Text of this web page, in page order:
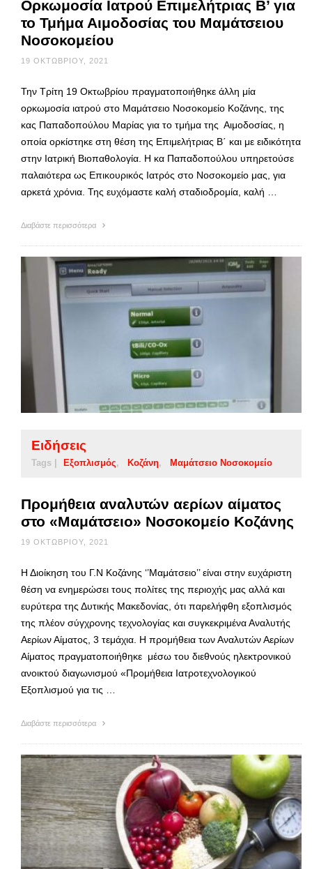
Ορκωμοσία Ιατρού Επιμελήτριας Β’ για
το Τμήμα Αιμοδοσίας του Μαμάτσειου
Νοσοκομείου
19 ΟΚΤΩΒΡΊΟΥ, 2021
Την Τρίτη 19 Οκτωβρίου πραγματοποιήθηκε άλλη μία
ορκωμοσία ιατρού στο Μαμάτσειο Νοσοκομείο Κοζάνης, της
κας Παπαδοπούλου Μαρίας για το τμήμα της Αιμοδοσίας, η
οποία ορκίστηκε στη θέση της Επιμελήτριας Β΄ και με ειδικότητα
στην Ιατρική Βιοπαθολογία. Η κα Παπαδοπούλου υπηρετούσε
παλαιότερα ως Επικουρικός Ιατρός στο Νοσοκομείο μας, για
αρκετά χρόνια. Της ευχόμαστε καλή σταδιοδρομία, καλή …
Διαβάστε περισσότερα
Ειδήσεις
Tags | Εξοπλισμός Κοζάνη Μαμάτσειο Νοσοκομείο
Προμήθεια αναλυτών αερίων αίματος
στο «Μαμάτσειο» Νοσοκομείο Κοζάνης
19 ΟΚΤΩΒΡΊΟΥ, 2021
Η Διοίκηση του Γ.Ν Κοζάνης ‘’Μαμάτσειο’’ είναι στην ευχάριστη
θέση να ενημερώσει τους πολίτες της περιοχής μας αλλά και
ευρύτερα της Δυτικής Μακεδονίας, ότι παρελήφθη εξοπλισμός
της πλέον σύγχρονης τεχνολογίας και συγκεκριμένα Αναλυτής
Αερίων Αίματος, 3 τεμάχια. Η προμήθεια των Αναλυτών Αερίων
Αίματος πραγματοποιήθηκε μέσω του διεθνούς ηλεκτρονικού
ανοικτού διαγωνισμού «Προμήθεια Ιατροτεχνολογικού
Εξοπλισμού για τις …
Διαβάστε περισσότερα